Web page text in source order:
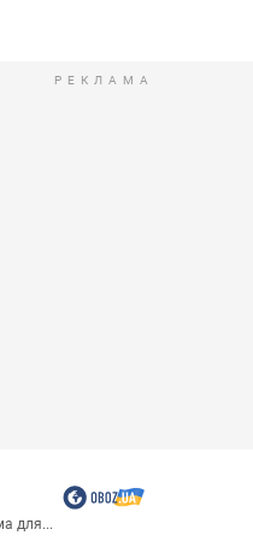
РЕКЛАМА
для...